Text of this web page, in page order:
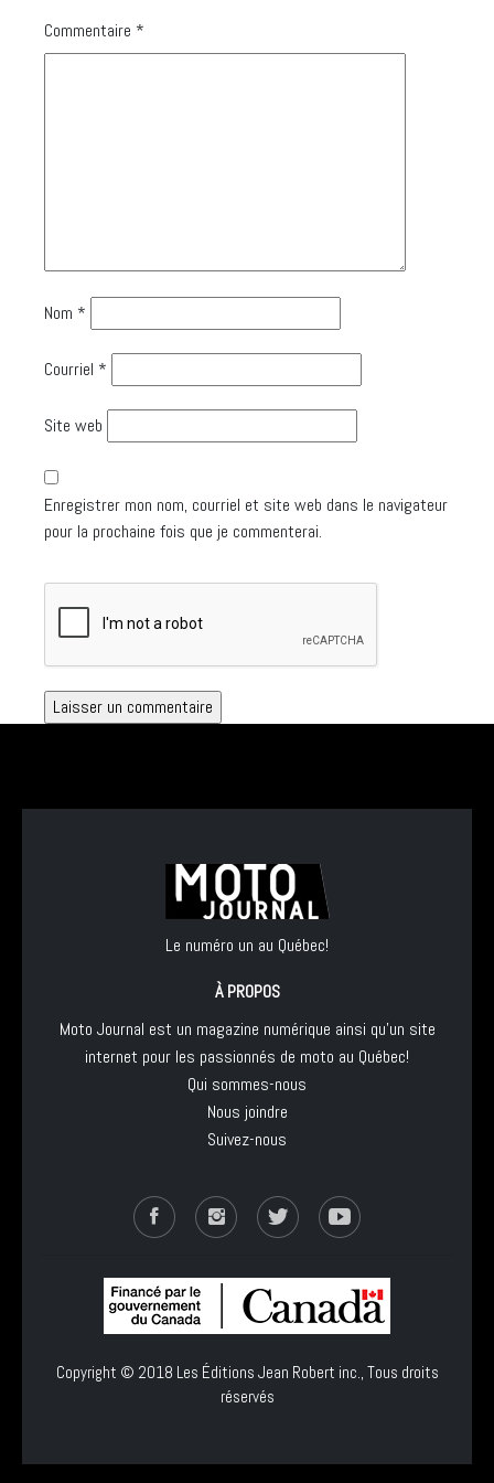
Commentaire *
Nom *
Courriel *
Site web
Enregistrer mon nom, courriel et site web dans le navigateur
pour la prochaine fois que je commenterai.
Le numéro un au Québec!
À PROPOS
Moto Journal est un magazine numérique ainsi qu'un site
internet pour les passionnés de moto au Québec!
Qui sommes-nous
Nous joindre
Suivez-nous
Copyright © 2018 Les Éditions Jean Robert inc., Tous droits
réservés